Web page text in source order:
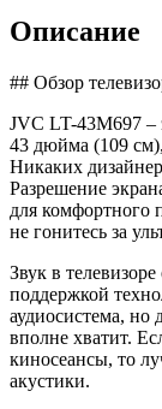
Описание
## Обзор
JVC LT-43M697 –
43 дюйма (109
Никаких
Разрешение
для комфортного
не гонитесь за
Звук в
поддержкой
аудиосистема, но
вполне хватит.
киносеансы, то
акустики.